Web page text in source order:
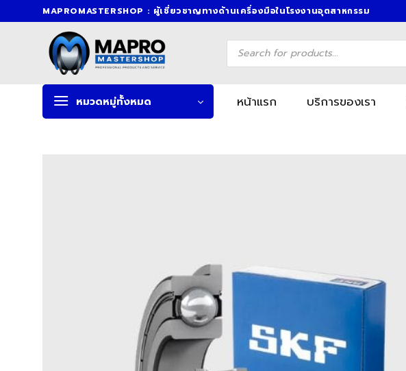
to
MAPROMASTERSHOP : ผู้เชี่ยวชาญทางด้านเครื่องมือในโรงงานอุตสาหกรรม
Products
search
หมวดหมู่ทั้งหมด หน้าแรก บริการของเรา